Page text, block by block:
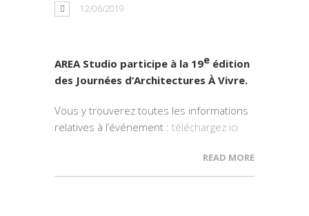
12/06/2019
AREA Studio participe à la 19e édition
des Journées d’Architectures À Vivre.
Vous y trouverez toutes les informations
relatives à l’événement : téléchargez ici
READ MORE